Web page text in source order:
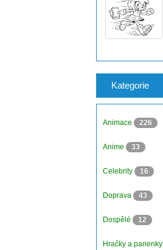
Kategorie
Animace 226
Anime 33
Celebrity 16
Doprava 43
Dospělé 12
Hračky a panenky